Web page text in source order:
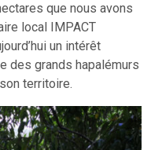
que nous avons
local IMPACT
un intérêt
des grands hapalémurs
territoire.